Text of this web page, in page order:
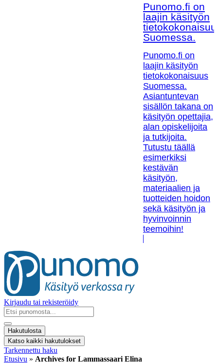
Punomo.fi on
laajin käsityön
Suomessa.
Punomo.fi on
laajin käsityön
tietokokonaisuus
Suomessa.
Asiantuntevan
sisällön takana on
käsityön opettajia,
alan opiskelijoita
ja tutkijoita.
Tutustu täällä
esimerkiksi
kestävän
käsityön,
materiaalien ja
tuotteiden hoidon
sekä käsityön ja
hyvinvoinnin
teemoihin!
Kirjaudu tai rekisteröidy
Search
...
Hakutulosta
Katso kaikki hakutulokset
Tarkennettu haku
Etusivu » Archives for Lammassaari Elina